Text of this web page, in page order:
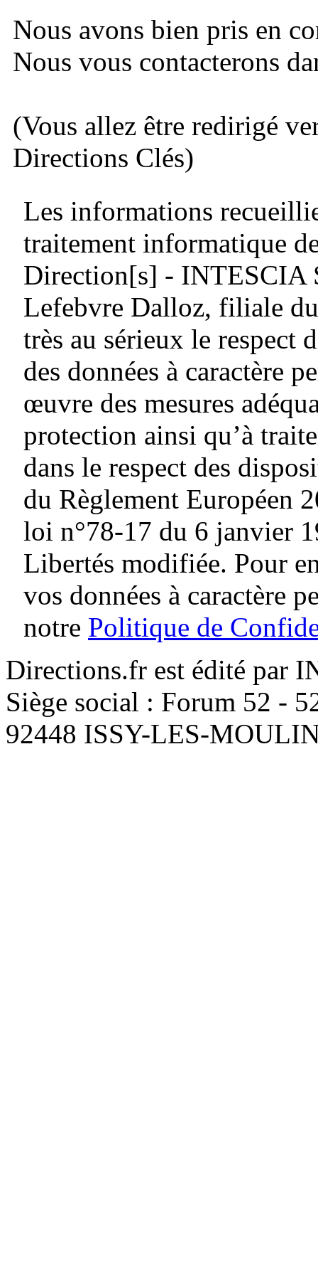
Nous avons bien pris en
Nous vous contacterons
(Vous allez être redirigé
Directions Clés)
Les informations
traitement informatique
Direction[s] - INTESCIA
Lefebvre Dalloz, filiale
très au sérieux le respect
des données à caractère
œuvre des mesures
protection ainsi qu’à
dans le respect des
du Règlement Européen
loi n°78-17 du 6 janvier
Libertés modifiée. Pour
vos données à caractère
notre Politique de
Directions.fr est édité par
Siège social : Forum 52 -
92448 ISSY-LES-